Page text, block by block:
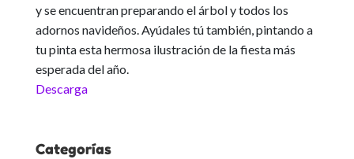
y se encuentran preparando el árbol y todos los
adornos navideños. Ayúdales tú también, pintando a
tu pinta esta hermosa ilustración de la fiesta más
esperada del año.
Descarga
Categorías